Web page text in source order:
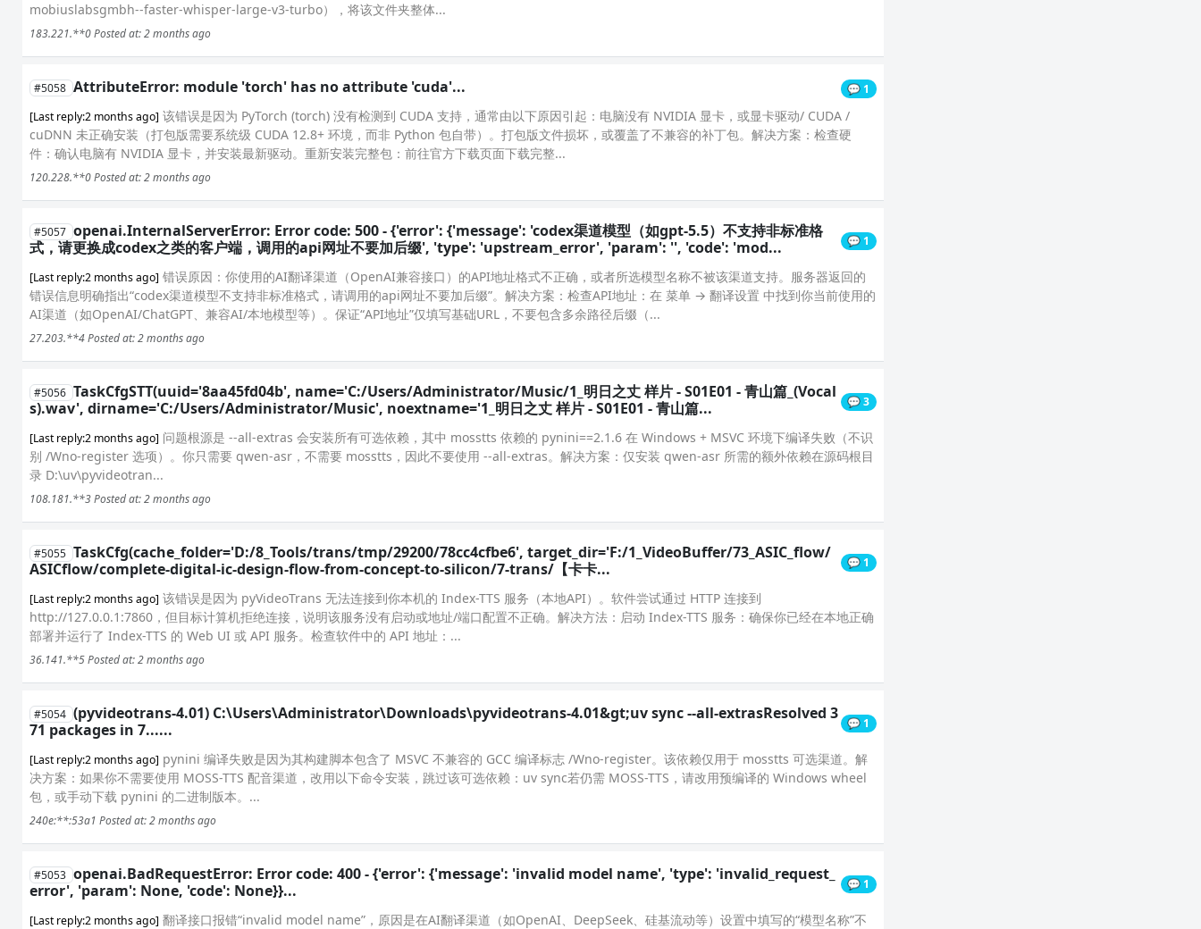
mobiuslabsgmbh--faster-whisper-large-v3-turbo），将该文件夹整体...
183.221.**0 Posted at: 2 months ago
#5058 AttributeError: module 'torch' has no attribute 'cuda'...
💬 1
[Last reply:2 months ago] 该错误是因为 PyTorch (torch) 没有检测到 CUDA 支持，通常由以下原因引起：电脑没有 NVIDIA 显卡，或显卡驱动/ CUDA /
cuDNN 未正确安装（打包版需要系统级 CUDA 12.8+ 环境，而非 Python 包自带）。打包版文件损坏，或覆盖了不兼容的补丁包。解决方案：检查硬
件：确认电脑有 NVIDIA 显卡，并安装最新驱动。重新安装完整包：前往官方下载页面下载完整...
120.228.**0 Posted at: 2 months ago
#5057 openai.InternalServerError: Error code: 500 - {'error': {'message': 'codex渠道模型（如gpt-5.5）不支持非标准格
式，请更换成codex之类的客户端，调用的api网址不要加后缀', 'type': 'upstream_error', 'param': '', 'code': 'mod...
💬 1
[Last reply:2 months ago] 错误原因：你使用的AI翻译渠道（OpenAI兼容接口）的API地址格式不正确，或者所选模型名称不被该渠道支持。服务器返回的
错误信息明确指出“codex渠道模型不支持非标准格式，请调用的api网址不要加后缀”。解决方案：检查API地址：在 菜单 → 翻译设置 中找到你当前使用的
AI渠道（如OpenAI/ChatGPT、兼容AI/本地模型等）。保证“API地址”仅填写基础URL，不要包含多余路径后缀（...
27.203.**4 Posted at: 2 months ago
#5056 TaskCfgSTT(uuid='8aa45fd04b', name='C:/Users/Administrator/Music/1_明日之丈 样片 - S01E01 - 青山篇_(Vocal
s).wav', dirname='C:/Users/Administrator/Music', noextname='1_明日之丈 样片 - S01E01 - 青山篇...
💬 3
[Last reply:2 months ago] 问题根源是 --all-extras 会安装所有可选依赖，其中 mosstts 依赖的 pynini==2.1.6 在 Windows + MSVC 环境下编译失败（不识
别 /Wno-register 选项）。你只需要 qwen-asr，不需要 mosstts，因此不要使用 --all-extras。解决方案：仅安装 qwen-asr 所需的额外依赖在源码根目
录 D:\uv\pyvideotran...
108.181.**3 Posted at: 2 months ago
#5055 TaskCfg(cache_folder='D:/8_Tools/trans/tmp/29200/78cc4cfbe6', target_dir='F:/1_VideoBuffer/73_ASIC_flow/
ASICflow/complete-digital-ic-design-flow-from-concept-to-silicon/7-trans/【卡卡...
💬 1
[Last reply:2 months ago] 该错误是因为 pyVideoTrans 无法连接到你本机的 Index-TTS 服务（本地API）。软件尝试通过 HTTP 连接到
http://127.0.0.1:7860，但目标计算机拒绝连接，说明该服务没有启动或地址/端口配置不正确。解决方法：启动 Index-TTS 服务：确保你已经在本地正确
部署并运行了 Index-TTS 的 Web UI 或 API 服务。检查软件中的 API 地址：...
36.141.**5 Posted at: 2 months ago
#5054 (pyvideotrans-4.01) C:\Users\Administrator\Downloads\pyvideotrans-4.01&gt;uv sync --all-extrasResolved 3
71 packages in 7......
💬 1
[Last reply:2 months ago] pynini 编译失败是因为其构建脚本包含了 MSVC 不兼容的 GCC 编译标志 /Wno-register。该依赖仅用于 mosstts 可选渠道。解
决方案：如果你不需要使用 MOSS-TTS 配音渠道，改用以下命令安装，跳过该可选依赖：uv sync若仍需 MOSS-TTS，请改用预编译的 Windows wheel
包，或手动下载 pynini 的二进制版本。...
240e:**:53a1 Posted at: 2 months ago
#5053 openai.BadRequestError: Error code: 400 - {'error': {'message': 'invalid model name', 'type': 'invalid_request_
error', 'param': None, 'code': None}}...
💬 1
[Last reply:2 months ago] 翻译接口报错“invalid model name”，原因是在AI翻译渠道（如OpenAI、DeepSeek、硅基流动等）设置中填写的“模型名称”不